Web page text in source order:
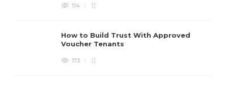
114
How to Build Trust With Approved
Voucher Tenants
173